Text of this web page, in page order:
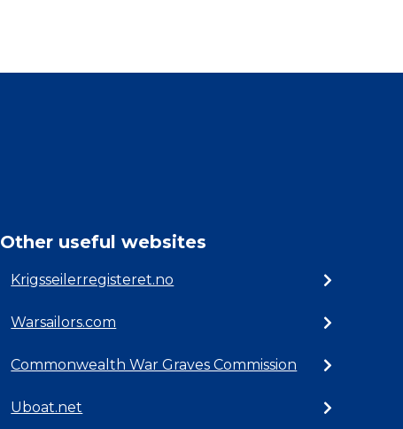
Other useful websites
Krigsseilerregisteret.no
Warsailors.com
Commonwealth War Graves Commission
Uboat.net